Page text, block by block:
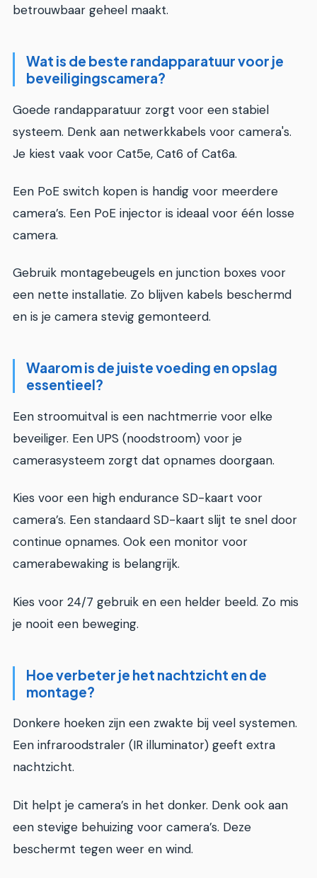
betrouwbaar geheel maakt.
Wat is de beste randapparatuur voor je
beveiligingscamera?
Goede randapparatuur zorgt voor een stabiel
systeem. Denk aan netwerkkabels voor camera's.
Je kiest vaak voor Cat5e, Cat6 of Cat6a.
Een PoE switch kopen is handig voor meerdere
camera’s. Een PoE injector is ideaal voor één losse
camera.
Gebruik montagebeugels en junction boxes voor
een nette installatie. Zo blijven kabels beschermd
en is je camera stevig gemonteerd.
Waarom is de juiste voeding en opslag
essentieel?
Een stroomuitval is een nachtmerrie voor elke
beveiliger. Een UPS (noodstroom) voor je
camerasysteem zorgt dat opnames doorgaan.
Kies voor een high endurance SD-kaart voor
camera’s. Een standaard SD-kaart slijt te snel door
continue opnames. Ook een monitor voor
camerabewaking is belangrijk.
Kies voor 24/7 gebruik en een helder beeld. Zo mis
je nooit een beweging.
Hoe verbeter je het nachtzicht en de
montage?
Donkere hoeken zijn een zwakte bij veel systemen.
Een infraroodstraler (IR illuminator) geeft extra
nachtzicht.
Dit helpt je camera’s in het donker. Denk ook aan
een stevige behuizing voor camera’s. Deze
beschermt tegen weer en wind.